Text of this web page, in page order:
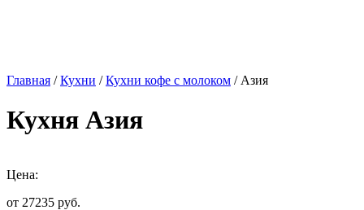
Главная /Кухни /Кухни кофе с молоком / Азия
Кухня Азия
Цена:
от 27235 руб.